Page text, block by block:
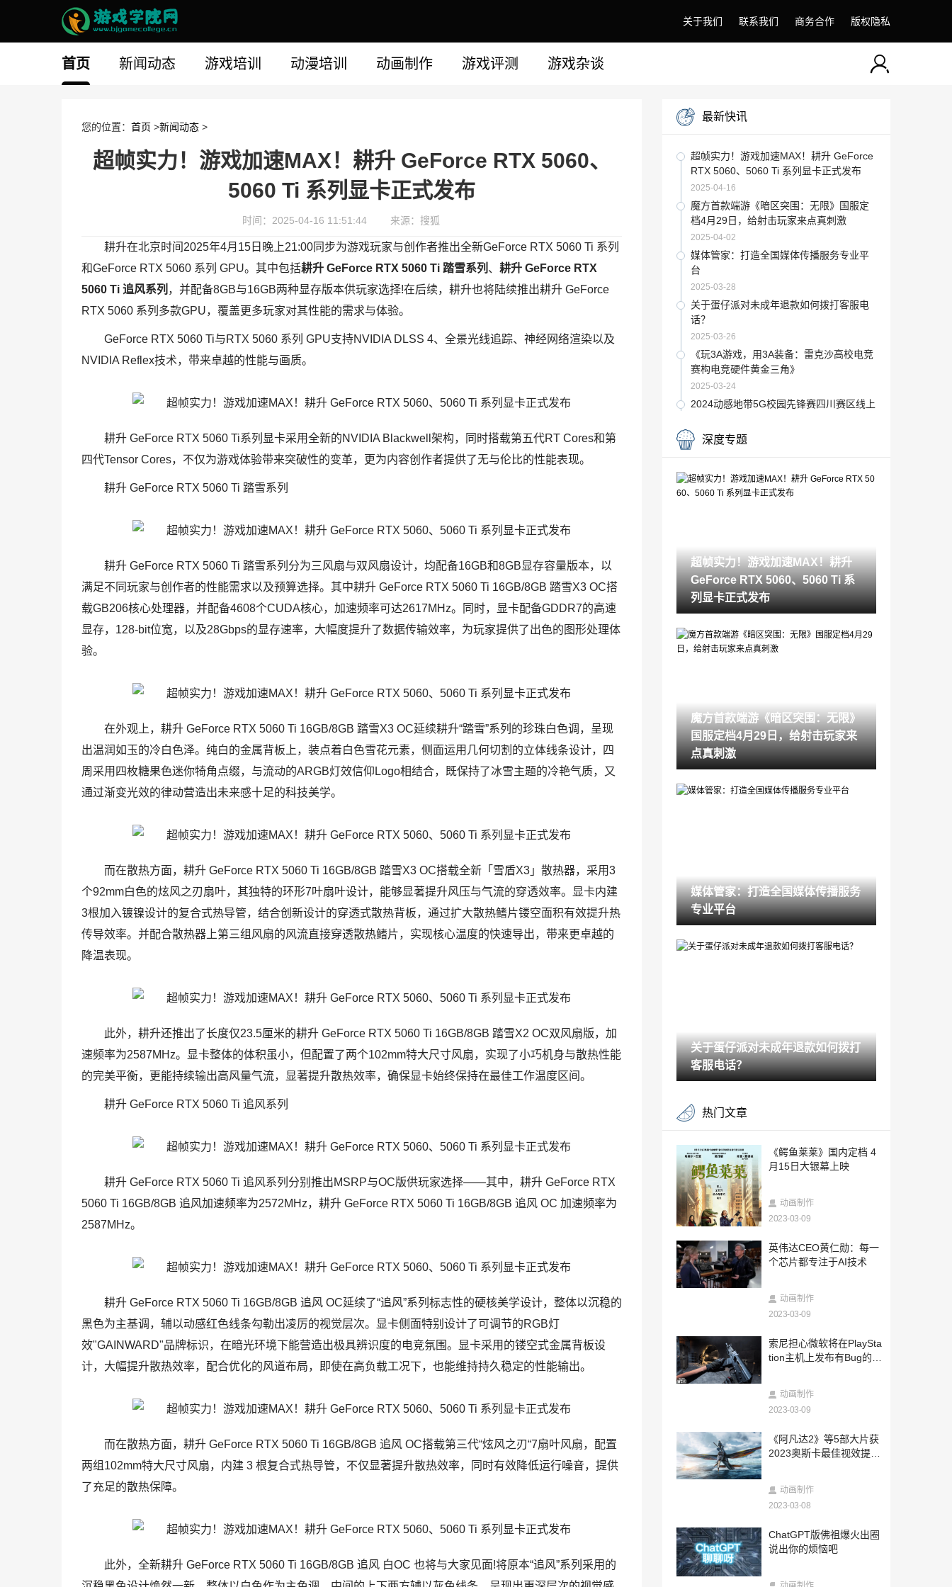
关于我们 联系我们 商务合作 版权隐私
首页 新闻动态 游戏培训 动漫培训 动画制作 游戏评测 游戏杂谈
您的位置： 首页 >新闻动态 >
超帧实力！游戏加速MAX！耕升 GeForce RTX 5060、
5060 Ti 系列显卡正式发布
时间：2025-04-16 11:51:44 来源：搜狐
耕升在北京时间2025年4月15日晚上21:00同步为游戏玩家与创作者推出全新GeForce RTX 5060 Ti 系列
和GeForce RTX 5060 系列 GPU。其中包括耕升 GeForce RTX 5060 Ti 踏雪系列 、 耕升 GeForce RTX
5060 Ti 追风系列 ，并配备8GB与16GB两种显存版本供玩家选择!在后续，耕升也将陆续推出耕升 GeForce
RTX 5060 系列多款GPU，覆盖更多玩家对其性能的需求与体验。
GeForce RTX 5060 Ti与RTX 5060 系列 GPU支持NVIDIA DLSS 4、全景光线追踪、神经网络渲染以及
NVIDIA Reflex技术，带来卓越的性能与画质。
耕升 GeForce RTX 5060 Ti系列显卡采用全新的NVIDIA Blackwell架构，同时搭载第五代RT Cores和第
四代Tensor Cores，不仅为游戏体验带来突破性的变革，更为内容创作者提供了无与伦比的性能表现。
耕升 GeForce RTX 5060 Ti 踏雪系列
耕升 GeForce RTX 5060 Ti 踏雪系列分为三风扇与双风扇设计，均配备16GB和8GB显存容量版本，以
满足不同玩家与创作者的性能需求以及预算选择。其中耕升 GeForce RTX 5060 Ti 16GB/8GB 踏雪X3 OC搭
载GB206核心处理器，并配备4608个CUDA核心，加速频率可达2617MHz。同时，显卡配备GDDR7的高速
显存，128-bit位宽，以及28Gbps的显存速率，大幅度提升了数据传输效率，为玩家提供了出色的图形处理体
验。
在外观上，耕升 GeForce RTX 5060 Ti 16GB/8GB 踏雪X3 OC延续耕升“踏雪”系列的珍珠白色调，呈现
出温润如玉的冷白色泽。纯白的金属背板上，装点着白色雪花元素，侧面运用几何切割的立体线条设计，四
周采用四枚糖果色迷你犄角点缀，与流动的ARGB灯效信仰Logo相结合，既保持了冰雪主题的冷艳气质，又
通过渐变光效的律动营造出未来感十足的科技美学。
而在散热方面，耕升 GeForce RTX 5060 Ti 16GB/8GB 踏雪X3 OC搭载全新「雪盾X3」散热器，采用3
个92mm白色的炫风之刃扇叶，其独特的环形7叶扇叶设计，能够显著提升风压与气流的穿透效率。显卡内建
3根加入镀镍设计的复合式热导管，结合创新设计的穿透式散热背板，通过扩大散热鳍片镂空面积有效提升热
传导效率。并配合散热器上第三组风扇的风流直接穿透散热鳍片，实现核心温度的快速导出，带来更卓越的
降温表现。
此外，耕升还推出了长度仅23.5厘米的耕升 GeForce RTX 5060 Ti 16GB/8GB 踏雪X2 OC双风扇版，加
速频率为2587MHz。显卡整体的体积虽小，但配置了两个102mm特大尺寸风扇，实现了小巧机身与散热性能
的完美平衡，更能持续输出高风量气流，显著提升散热效率，确保显卡始终保持在最佳工作温度区间。
耕升 GeForce RTX 5060 Ti 追风系列
耕升 GeForce RTX 5060 Ti 追风系列分别推出MSRP与OC版供玩家选择——其中，耕升 GeForce RTX
5060 Ti 16GB/8GB 追风加速频率为2572MHz，耕升 GeForce RTX 5060 Ti 16GB/8GB 追风 OC 加速频率为
2587MHz。
耕升 GeForce RTX 5060 Ti 16GB/8GB 追风 OC延续了“追风”系列标志性的硬核美学设计，整体以沉稳的
黑色为主基调，辅以动感红色线条勾勒出凌厉的视觉层次。显卡侧面特别设计了可调节的RGB灯
效"GAINWARD"品牌标识，在暗光环境下能营造出极具辨识度的电竞氛围。显卡采用的镂空式金属背板设
计，大幅提升散热效率，配合优化的风道布局，即使在高负载工况下，也能维持持久稳定的性能输出。
而在散热方面，耕升 GeForce RTX 5060 Ti 16GB/8GB 追风 OC搭载第三代“炫风之刃“7扇叶风扇，配置
两组102mm特大尺寸风扇，内建 3 根复合式热导管，不仅显著提升散热效率，同时有效降低运行噪音，提供
了充足的散热保障。
此外，全新耕升 GeForce RTX 5060 Ti 16GB/8GB 追风 白OC 也将与大家见面!将原本“追风”系列采用的
最新快讯
超帧实力！游戏加速MAX！耕升 GeForce
RTX 5060、5060 Ti 系列显卡正式发布
2025-04-16
魔方首款端游《暗区突围：无限》国服定
档4月29日，给射击玩家来点真刺激
2025-04-02
媒体管家：打造全国媒体传播服务专业平
台
2025-03-28
关于蛋仔派对未成年退款如何拨打客服电
话？
2025-03-26
《玩3A游戏，用3A装备：雷克沙高校电竞
赛构电竞硬件黄金三角》
2025-03-24
2024动感地带5G校园先锋赛四川赛区线上
2024-10-29
2024-10-30
锋赛武汉大学海选赛热血来袭
2024-11-04
电竞江湖烽烟再起！2023动感地带5G校园
先锋赛黄石海选赛即将开战
2024-11-05
开启DLSS 4 步入4K游戏新门槛，耕升 Ge
千万别碰！
2025-03-04
炫酷来袭，耕升 GeForce RTX 5070 Ti
2025-01-21
5与伦比，非凡之选！耕升GeForce RTX
50 系列正式发布
国寿财险衡水中支开展 “我为村民刷面墙”
香港东荟城名店仓舉辦「Marshville’s Wint
er」冬日活动
2024-11-28
G校园先锋赛湖北赛区总决赛圆满落幕！
英雄集结时刻，2024年动感地带·5G校园
先锋赛内蒙古赛区正式启动！
2024-11-18
热血八闽，动感地带5G校园先锋赛福建赛
区总决赛邀你共赴电竞盛宴
2024-11-15
TCL全球高校电子竞技联赛S3中国区总决
赛完美收官 热血传奇永不熄
2024-11-15
2024年动感地带5G校园先锋赛湖北赛区总
决赛即将盛大启幕
动感地带 竞无止境！动感地带5G校园先锋
赛山东赛区海选赛完美收官
2024-11-07
“2024年动感地带·5G校园先锋赛” 广西赛
区线上海选赛圆满落幕
西南交大燃动秋色，动感地带5G校园先锋
赛海选赛激战正酣！
2024-10-30
荣耀PK，决战鹿城！动感地带5G校园先锋
赛海南赛区三亚赛区海选赛圆满落幕
2024-10-28
承德中支助力“中国人寿财险杯”第二届河
北省“和美乡村”乒乓球比赛·承德站
2024-10-24
深度专题
超帧实力！游戏加速MAX！耕升
GeForce RTX 5060、5060 Ti 系
列显卡正式发布
魔方首款端游《暗区突围：无限》
国服定档4月29日，给射击玩家来
点真刺激
媒体管家：打造全国媒体传播服务
专业平台
关于蛋仔派对未成年退款如何拨打
客服电话？
热门文章
《鳄鱼莱莱》国内定档 4
月15日大银幕上映
动画制作
2023-03-09
英伟达CEO黄仁勋：每一
个芯片都专注于AI技术
动画制作
2023-03-09
索尼担心微软将在PlaySta
tion主机上发布有Bug的C
动画制作
2023-03-09
《阿凡达2》等5部大片获
2023奥斯卡最佳视效提名
动画制作
2023-03-08
ChatGPT版佛祖爆火出圈
说出你的烦恼吧